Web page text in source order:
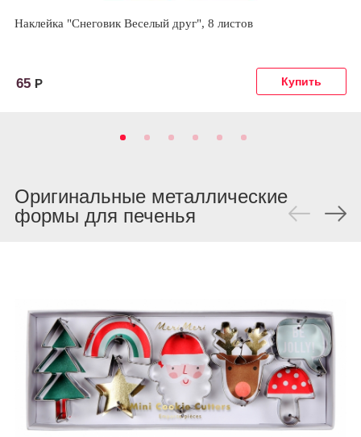
Наклейка "Снеговик Веселый друг", 8 листов
65 Р
Оригинальные металлические
формы для печенья